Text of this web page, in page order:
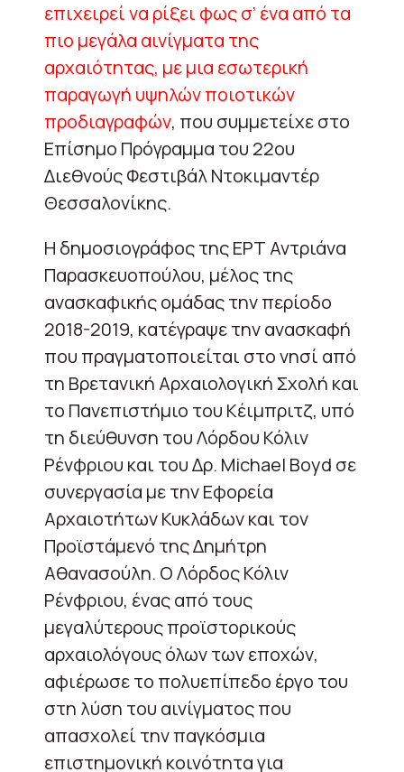
επιχειρεί να ρίξει φως σ’ ένα από τα
πιο μεγάλα αινίγματα της
αρχαιότητας, με μια εσωτερική
παραγωγή υψηλών ποιοτικών
προδιαγραφών, που συμμετείχε στο
Επίσημο Πρόγραμμα του 22ου
Διεθνούς Φεστιβάλ Ντοκιμαντέρ
Θεσσαλονίκης.
Η δημοσιογράφος της ΕΡΤ Αντριάνα
Παρασκευοπούλου, μέλος της
ανασκαφικής ομάδας την περίοδο
2018-2019, κατέγραψε την ανασκαφή
που πραγματοποιείται στο νησί από
τη Βρετανική Αρχαιολογική Σχολή και
το Πανεπιστήμιο του Κέιμπριτζ, υπό
τη διεύθυνση του Λόρδου Κόλιν
Ρένφριου και του Δρ. Michael Boyd σε
συνεργασία με την Εφορεία
Αρχαιοτήτων Κυκλάδων και τον
Προϊστάμενό της Δημήτρη
Αθανασούλη. O Λόρδος Κόλιν
Ρένφριου, ένας από τους
μεγαλύτερους προϊστορικούς
αρχαιολόγους όλων των εποχών,
αφιέρωσε το πολυεπίπεδο έργο του
στη λύση του αινίγματος που
απασχολεί την παγκόσμια
επιστημονική κοινότητα για